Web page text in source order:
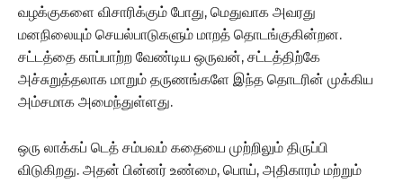
வழக்குகளை விசாரிக்கும் போது, மெதுவாக அவரது
மனநிலையும் செயல்பாடுகளும் மாறத் தொடங்குகின்றன.
சட்டத்தை காப்பாற்ற வேண்டிய ஒருவன், சட்டத்திற்கே
அச்சுறுத்தலாக மாறும் தருணங்களே இந்த தொடரின் முக்கிய
அம்சமாக அமைந்துள்ளது.
ஒரு லாக்கப் டெத் சம்பவம் கதையை முற்றிலும் திருப்பி
விடுகிறது. அதன் பின்னர் உண்மை, பொய், அதிகாரம் மற்றும்